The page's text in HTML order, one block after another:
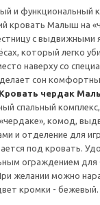
и функциональный
кровать Малыш на
с выдвижными
который легко
наверху со
сон
Кровать чердак
спальный
комод,
и отделение для
под кровать.
ограждением для
желании можно
кромки - бежевый.